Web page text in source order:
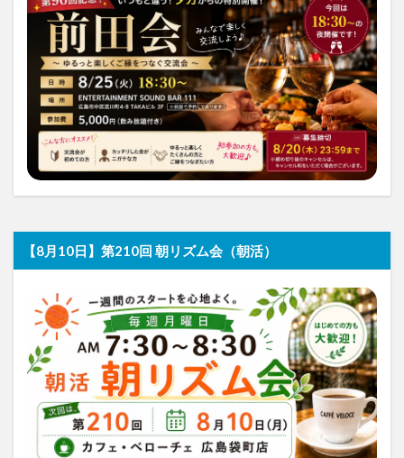
【8月10日】第210回 朝リズム会（朝活）